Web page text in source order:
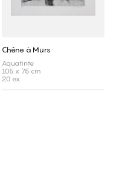
Chêne à Murs
Aquatinte
105 x 75 cm
20 ex.